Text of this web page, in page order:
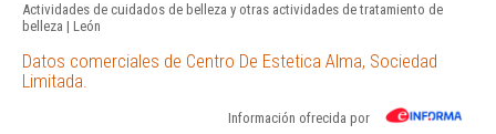
Actividades de cuidados de belleza y otras actividades de tratamiento de
belleza | León
Datos comerciales de Centro De Estetica Alma, Sociedad
Limitada.
Información ofrecida por